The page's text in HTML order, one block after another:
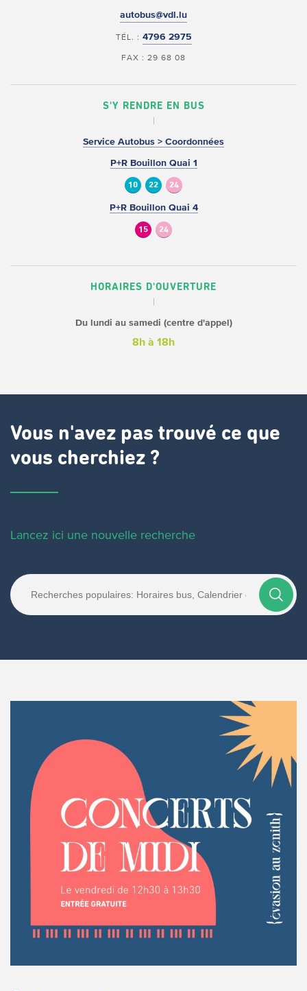
autobus@vdl.lu
TÉL. : 4796 2975
FAX : 29 68 08
S'Y RENDRE EN BUS
Service Autobus > Coordonnées
P+R Bouillon Quai 1
10 22 24
P+R Bouillon Quai 4
15 24
HORAIRES D'OUVERTURE
Du lundi au samedi (centre d'appel)
8h à 18h
Vous n'avez pas trouvé ce que
vous cherchiez ?
Lancez ici une nouvelle recherche